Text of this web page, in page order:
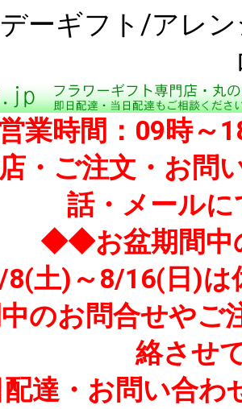
ーギフト/アレ
業時間：09時
・ご注文・お問
話・メール
◆◆お盆期間中
8(土)～8/16(日)は
のお問合せやご
絡させ
達・お問い合わ